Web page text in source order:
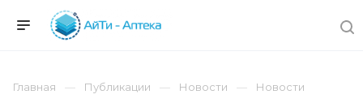
Главная Публикации Новости Новости